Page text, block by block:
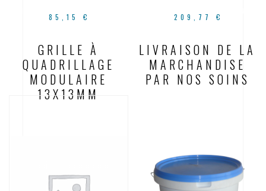
85,15 €
GRILLE À
QUADRILLAGE
MODULAIRE
13X13MM
209,77 €
LIVRAISON DE LA
MARCHANDISE
PAR NOS SOINS